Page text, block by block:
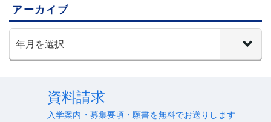
アーカイブ
資料請求
入学案内・募集要項・願書を無料でお送りします